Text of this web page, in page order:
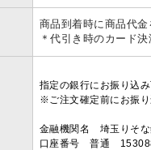
商品到着時に商品代
＊代引き時のカード
指定の銀行にお振り込
※ご注文確定前にお振
金融機関名 埼玉りそ
口座番号 普通